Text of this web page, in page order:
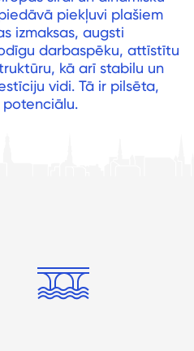
piekļuvi plašiem
izmaksas, augsti
darbaspēku, attīstītu
kā arī stabilu un
vidi. Tā ir pilsēta,
potenciālu.